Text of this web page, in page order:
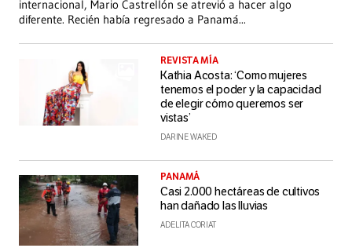
internacional, Mario Castrellón se atrevió a hacer algo
diferente. Recién había regresado a Panamá...
REVISTA MÍA
Kathia Acosta: ‘Como mujeres
tenemos el poder y la capacidad
de elegir cómo queremos ser
vistas’
DARINE WAKED
PANAMÁ
Casi 2.000 hectáreas de cultivos
han dañado las lluvias
ADELITA CORIAT